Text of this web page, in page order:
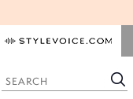
検